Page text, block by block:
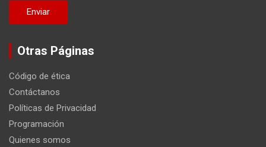
Otras Páginas
Código de ética
Contáctanos
Políticas de Privacidad
Programación
Quienes somos